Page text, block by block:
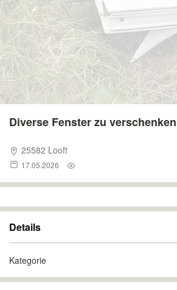
Diverse Fenster zu verschenken
25582 Looft
17.05.2026
Details
Kategorie